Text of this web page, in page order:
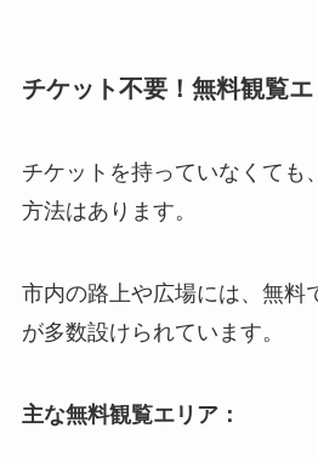
チケット不要！無料観覧
チケットを持っていなくても
方法はあります。
市内の路上や広場には、無料
が多数設けられています。
主な無料観覧エリア：